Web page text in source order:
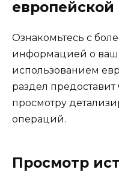
Ознакомьтесь с
информацией о
использованием
раздел
просмотру
операций.
Просмотр